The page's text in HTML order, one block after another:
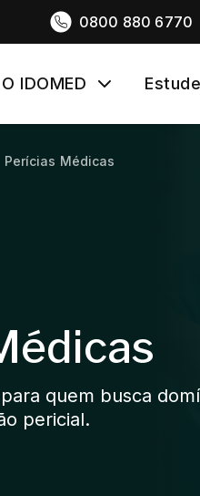
0800 880 6770
O IDOMED
Perícias Médicas
quem busca
pericial.